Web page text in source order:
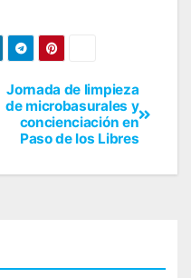
Jornada de limpieza
de microbasurales y
concienciación en
Paso de los Libres